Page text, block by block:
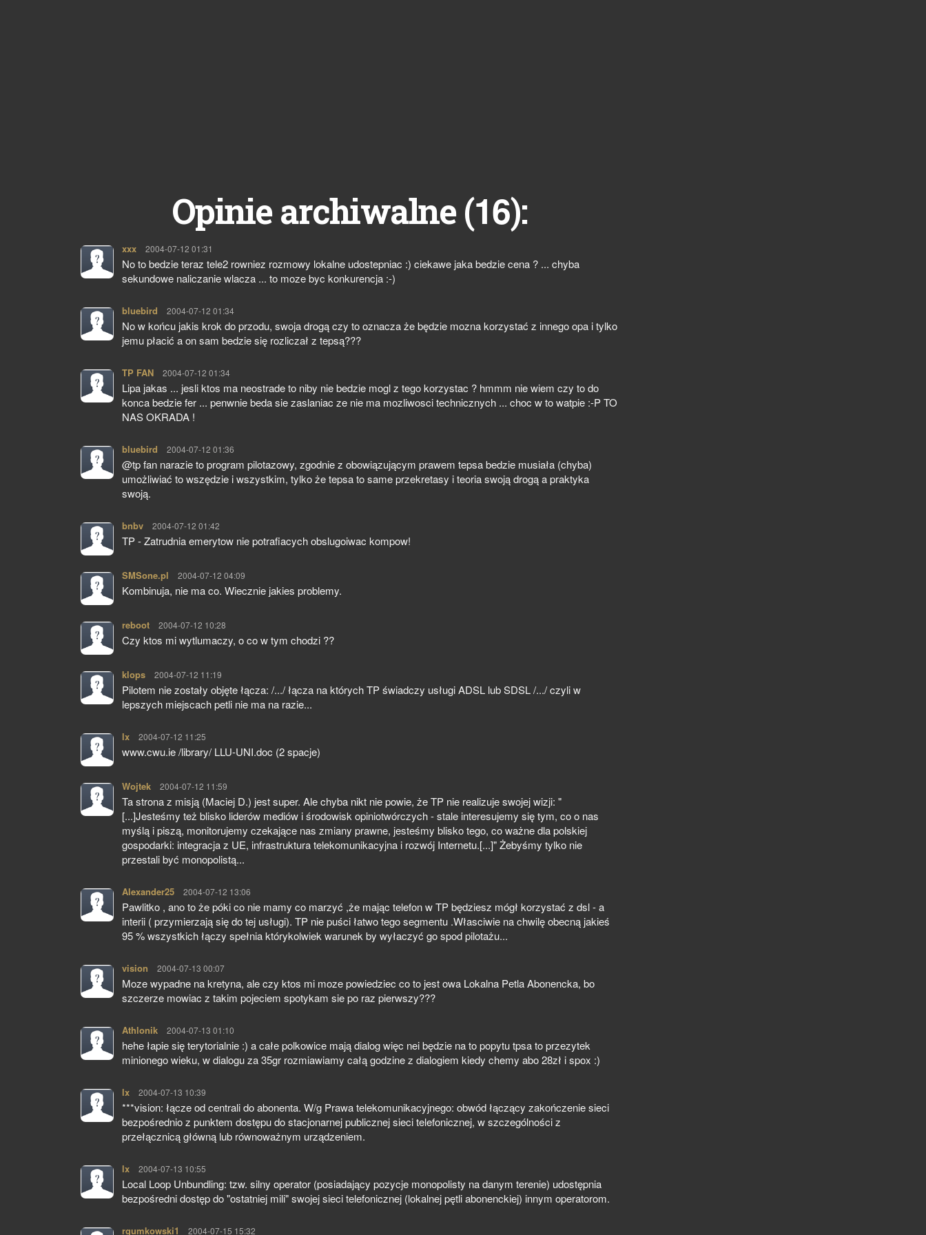
Opinie archiwalne (16):
xxx pisze:
2004-07-12 01:31
No to bedzie teraz tele2 rowniez rozmowy lokalne udostepniac :) ciekawe jaka bedzie cena ? ... chyba
sekundowe naliczanie wlacza ... to moze byc konkurencja :-)
bluebird pisze:
2004-07-12 01:34
No w końcu jakis krok do przodu, swoja drogą czy to oznacza że będzie mozna korzystać z innego opa i tylko
jemu płacić a on sam bedzie się rozliczał z tepsą???
TP FAN pisze:
2004-07-12 01:34
Lipa jakas ... jesli ktos ma neostrade to niby nie bedzie mogl z tego korzystac ? hmmm nie wiem czy to do
konca bedzie fer ... penwnie beda sie zaslaniac ze nie ma mozliwosci technicznych ... choc w to watpie :-P TO
NAS OKRADA !
bluebird pisze:
2004-07-12 01:36
@tp fan narazie to program pilotazowy, zgodnie z obowiązującym prawem tepsa bedzie musiała (chyba)
umożliwiać to wszędzie i wszystkim, tylko że tepsa to same przekretasy i teoria swoją drogą a praktyka
swoją.
bnbv pisze:
2004-07-12 01:42
TP - Zatrudnia emerytow nie potrafiacych obslugoiwac kompow!
SMSone.pl pisze:
2004-07-12 04:09
Kombinuja, nie ma co. Wiecznie jakies problemy.
reboot pisze:
2004-07-12 10:28
Czy ktos mi wytlumaczy, o co w tym chodzi ??
klops pisze:
2004-07-12 11:19
Pilotem nie zostały objęte łącza: /.../ łącza na których TP świadczy usługi ADSL lub SDSL /.../ czyli w
lepszych miejscach petli nie ma na razie...
lx pisze:
2004-07-12 11:25
www.cwu.ie /library/ LLU-UNI.doc (2 spacje)
Wojtek pisze:
2004-07-12 11:59
Ta strona z misją (Maciej D.) jest super. Ale chyba nikt nie powie, że TP nie realizuje swojej wizji: "
[...]Jesteśmy też blisko liderów mediów i środowisk opiniotwórczych - stale interesujemy się tym, co o nas
myślą i piszą, monitorujemy czekające nas zmiany prawne, jesteśmy blisko tego, co ważne dla polskiej
gospodarki: integracja z UE, infrastruktura telekomunikacyjna i rozwój Internetu.[...]" Żebyśmy tylko nie
przestali być monopolistą...
Alexander25 pisze:
2004-07-12 13:06
Pawlitko , ano to że póki co nie mamy co marzyć ,że mając telefon w TP będziesz mógł korzystać z dsl - a
interii ( przymierzają się do tej usługi). TP nie puści łatwo tego segmentu .Własciwie na chwilę obecną jakieś
95 % wszystkich łączy spełnia którykolwiek warunek by wyłaczyć go spod pilotażu...
vision pisze:
2004-07-13 00:07
Moze wypadne na kretyna, ale czy ktos mi moze powiedziec co to jest owa Lokalna Petla Abonencka, bo
szczerze mowiac z takim pojeciem spotykam sie po raz pierwszy???
Athlonik pisze:
2004-07-13 01:10
hehe łapie się terytorialnie :) a całe polkowice mają dialog więc nei będzie na to popytu tpsa to przezytek
minionego wieku, w dialogu za 35gr rozmiawiamy całą godzine z dialogiem kiedy chemy abo 28zł i spox :)
lx pisze:
2004-07-13 10:39
***vision: łącze od centrali do abonenta. W/g Prawa telekomunikacyjnego: obwód łączący zakończenie sieci
bezpośrednio z punktem dostępu do stacjonarnej publicznej sieci telefonicznej, w szczególności z
przełącznicą główną lub równoważnym urządzeniem.
lx pisze:
2004-07-13 10:55
Local Loop Unbundling: tzw. silny operator (posiadający pozycje monopolisty na danym terenie) udostępnia
bezpośredni dostęp do "ostatniej mili" swojej sieci telefonicznej (lokalnej pętli abonenckiej) innym operatorom.
rgumkowski1 pisze:
2004-07-15 15:32